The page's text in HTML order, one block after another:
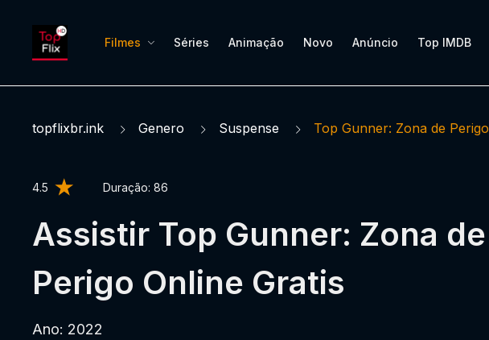
Filmes Séries Animação Novo Anúncio Top IMDB
topflixbr.ink Genero Suspense Top Gunner: Zona de Perigo
4.5 Duração: 86
Assistir Top Gunner: Zona de
Perigo Online Gratis
Ano: 2022